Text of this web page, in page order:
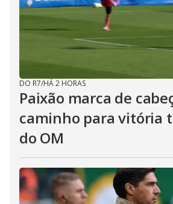
DO R7/HÁ 2 HORAS
Paixão marca de
caminho para vitória
do OM